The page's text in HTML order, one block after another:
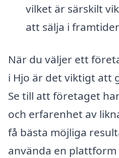
vilket är särskilt
att sälja i
När du väljer ett
i Hjo är det viktigt att
Se till att företaget
och erfarenhet av
få bästa möjliga
använda en